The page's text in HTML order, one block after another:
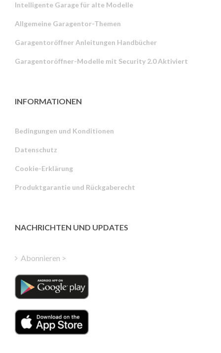
Intelligente Garage für alte Modelle
Allgemeine Garagentor-Themen
Garagentoröffner Anleitungen Handbücher
Garagentoröffner-Modelle mit Security 2.0 Aktiviert
INFORMATIONEN
Bedingungen und Konditionen
Datenschutz
Cookie-Erklärung
Produktgarantie und Rückgaberecht
NACHRICHTEN UND UPDATES
Abonnieren >